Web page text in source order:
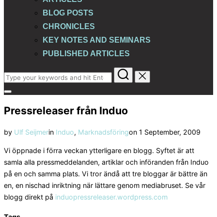
BLOG POSTS
CHRONICLES
KEY NOTES AND SEMINARS
PUBLISHED ARTICLES
Search
for:
Toggle
&
Pressreleaser från Induo
by Ulf Seijmerin Induo, Marknadsföringon Posted
1 September, 2009
Vi öppnade i förra veckan ytterligare en blogg. Syftet är att
samla alla pressmeddelanden, artiklar och införanden från Induo
på en och samma plats. Vi tror ändå att tre bloggar är bättre än
en, en nischad inriktning när lättare genom mediabruset. Se vår
blogg direkt på induopressreleaser.wordpress.com